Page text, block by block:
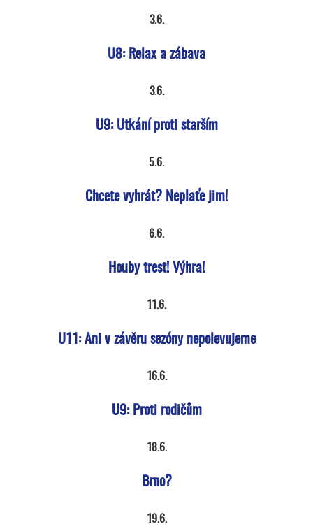
3.6.
U8: Relax a zábava
3.6.
U9: Utkání proti starším
5.6.
Chcete vyhrát? Neplaťe jim!
6.6.
Houby trest! Výhra!
11.6.
U11: Ani v závěru sezóny nepolevujeme
16.6.
U9: Proti rodičům
18.6.
Brno?
19.6.